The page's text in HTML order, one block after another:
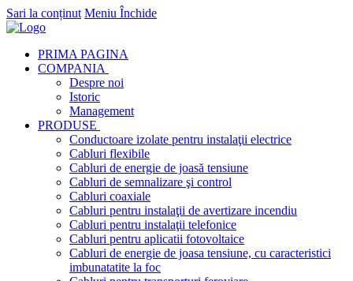
Sari la conținut Meniu Închide
PRIMA PAGINA
COMPANIA
Despre noi
Istoric
Management
PRODUSE
Conductoare izolate pentru instalaţii electrice
Cabluri flexibile
Cabluri de energie de joasă tensiune
Cabluri de semnalizare şi control
Cabluri coaxiale
Cabluri pentru instalaţii de avertizare incendiu
Cabluri pentru instalaţii telefonice
Cabluri pentru aplicatii fotovoltaice
Cabluri de energie de joasa tensiune, cu caracteristici
imbunatatite la foc